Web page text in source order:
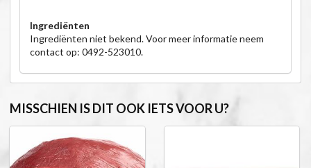
Ingrediënten
Ingrediënten niet bekend. Voor meer informatie neem
contact op: 0492-523010.
MISSCHIEN IS DIT OOK IETS VOOR U?